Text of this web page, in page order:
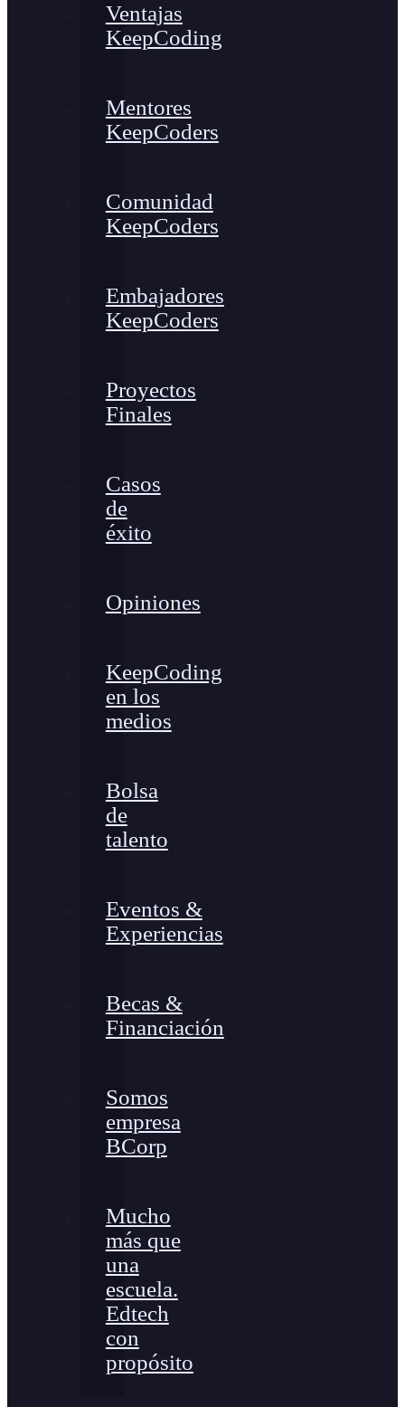
Ventajas
KeepCoding
Mentores
KeepCoders
Comunidad
KeepCoders
Embajadores
KeepCoders
Proyectos
Finales
Casos
de
éxito
Opiniones
KeepCoding
en los
medios
Bolsa
de
talento
Eventos &
Experiencias
Becas &
Financiación
Somos
empresa
BCorp
Mucho
más que
una
escuela.
Edtech
con
propósito